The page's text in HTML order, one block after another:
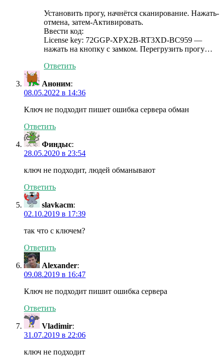
Установить прогу, начнётся сканирование. Нажать-
отмена, затем-Активировать.
Ввести код:
License key: 72GGP-XPX2B-RT3XD-BC959 —
нажать на кнопку с замком. Перегрузить прогу…
Ответить
Аноним:
08.05.2022 в 14:36
Ключ не подходит пишет ошибка сервера обман
Ответить
Финдыс:
28.05.2020 в 23:54
ключ не подходит, людей обманывают
Ответить
slavkacm:
02.10.2019 в 17:39
так что с ключем?
Ответить
Alexander:
09.08.2019 в 16:47
Ключ не подходит пишит ошибка сервера
Ответить
Vladimir:
31.07.2019 в 22:06
ключ не подходит